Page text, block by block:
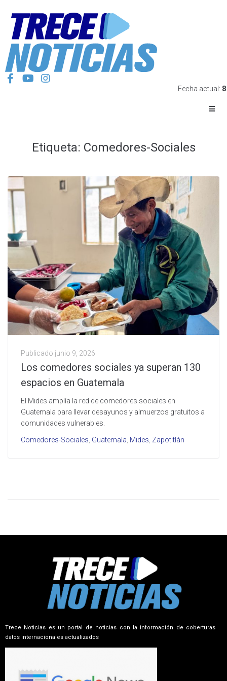
Fecha actual:
Etiqueta: Comedores-Sociales
Publicado junio 9, 2026
Los comedores sociales ya superan 130
espacios en Guatemala
El Mides amplía la red de comedores sociales en
Guatemala para llevar desayunos y almuerzos gratuitos a
comunidades vulnerables.
Comedores-Sociales, Guatemala, Mides, Zapotitlán
Trece Noticias es un portal de noticias con la información de coberturas
datos internacionales actualizados